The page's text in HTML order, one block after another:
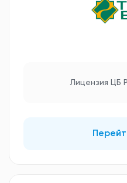
Лицензия ЦБ